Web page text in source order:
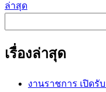
ล่าสุด
เรื่องล่าสุด
งานราชการ เปิดรั